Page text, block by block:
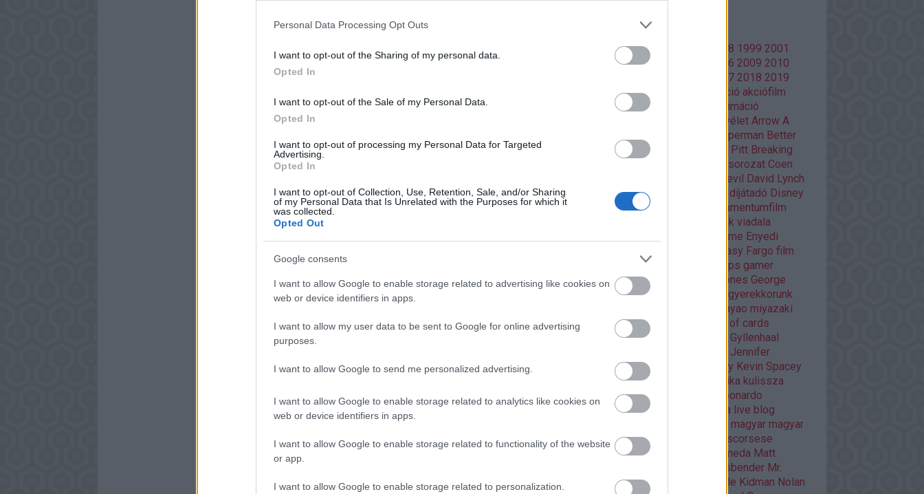
Personal Data Processing Opt Outs
I want to opt-out of the Sharing of my personal data.
Opted In
I want to opt-out of the Sale of my Personal Data.
Opted In
I want to opt-out of processing my Personal Data for Targeted
Advertising.
Opted In
I want to opt-out of Collection, Use, Retention, Sale, and/or Sharing
of my Personal Data that Is Unrelated with the Purposes for which it
was collected.
Opted Out
Google consents
I want to allow Google to enable storage related to advertising like cookies on
web or device identifiers in apps.
I want to allow my user data to be sent to Google for online advertising
purposes.
I want to allow Google to send me personalized advertising.
I want to allow Google to enable storage related to analytics like cookies on
web or device identifiers in apps.
I want to allow Google to enable storage related to functionality of the website
or app.
I want to allow Google to enable storage related to personalization.
Címkék
1986 1988 1998 1999 2001
2002 2003 2006 2009 2010
2017 2018 2019
2020 Adult Swim akció akciófilm
Amazon Prime
animáció
Aranyélet Arrow A
Batman V Superman Better
Call Saul
Bosszúállók Brad Pitt Breaking
cikksorozat Coen
Daredevil David Lynch
Deadpool díjátadó Disney
disztópia Doctor Who
dokumentumfilm
Éhezők viadala
Enders Game Enyedi
fantasy Fargo film
filmfesztivál fps gamer
gamer percek
Game of thrones George
Lucas Ghibli
gyerekkorunk
hayao miyazaki
HBO HBO GO
house of cards
Hunger games
Jake Gyllenhaal
Jennifer
Lawrence kaland képregény Kevin Spacey
klasszikus
kritika kulissza
kultfilm kultuszfilmekről
Leonardo
DiCaprio Liam Neeson lista live blog
magyar magyar
film Margot Robbie
martin scorsese
Marvel mass effect andromeda Matt
Michael Fassbender Mr.
Robot musical Nicole Kidman Nolan